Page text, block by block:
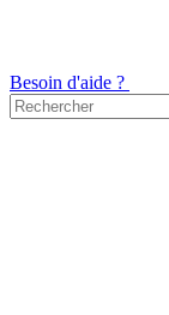
Besoin d'aide ?